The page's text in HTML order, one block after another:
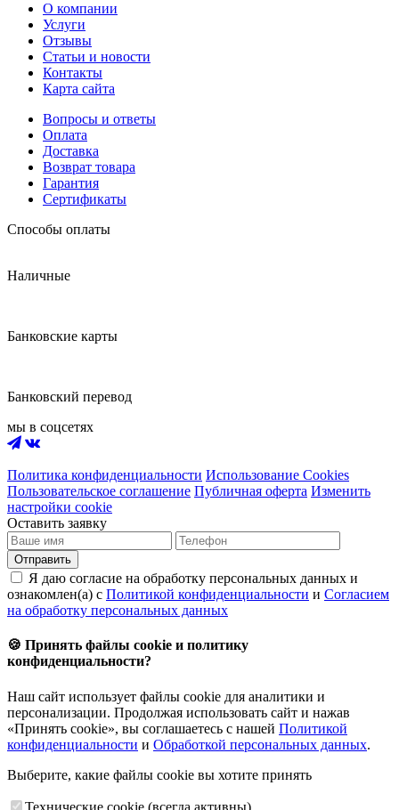
О компании
Услуги
Отзывы
Статьи и новости
Контакты
Карта сайта
Вопросы и ответы
Оплата
Доставка
Возврат товара
Гарантия
Сертификаты
Способы оплаты
Наличные
Банковские карты
Банковский перевод
мы в соцсетях
Политика конфиденциальности Использование Cookies
Пользовательское соглашение Публичная оферта Изменить
настройки cookie
Оставить заявку
Отправить
Я даю согласие на обработку персональных данных и
ознакомлен(а) с Политикой конфиденциальности и Согласием
на обработку персональных данных
🍪 Принять файлы cookie и политику
конфиденциальности?
Наш сайт использует файлы cookie для аналитики и
персонализации. Продолжая использовать сайт и нажав
«Принять cookie», вы соглашаетесь с нашей Политикой
конфиденциальности и Обработкой персональных данных.
Выберите, какие файлы cookie вы хотите принять
Технические cookie (всегда активны)